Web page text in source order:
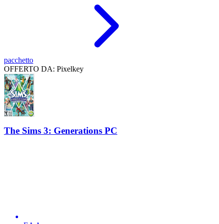
pacchetto
OFFERTO DA: Pixelkey
The Sims 3: Generations PC